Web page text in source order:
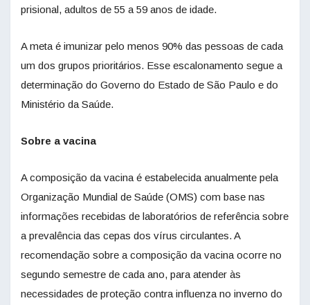
prisional, adultos de 55 a 59 anos de idade.
A meta é imunizar pelo menos 90% das pessoas de cada
um dos grupos prioritários. Esse escalonamento segue a
determinação do Governo do Estado de São Paulo e do
Ministério da Saúde.
Sobre a vacina
A composição da vacina é estabelecida anualmente pela
Organização Mundial de Saúde (OMS) com base nas
informações recebidas de laboratórios de referência sobre
a prevalência das cepas dos vírus circulantes. A
recomendação sobre a composição da vacina ocorre no
segundo semestre de cada ano, para atender às
necessidades de proteção contra influenza no inverno do